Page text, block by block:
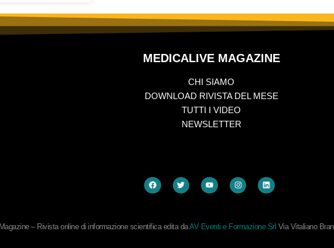
MEDICALIVE MAGAZINE
CHI SIAMO
DOWNLOAD RIVISTA DEL MESE
TUTTI I VIDEO
NEWSLETTER
– Rivista online di informazione scientifica edita daAV Eventi e Formazione Srl Via Vitaliano